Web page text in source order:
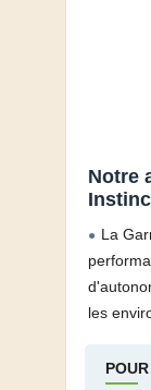
Notre
La
les
POUR